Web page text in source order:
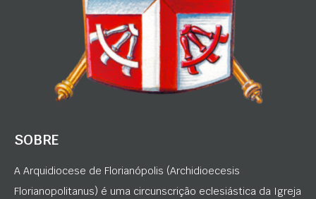
SOBRE
A Arquidiocese de Florianópolis (Archidioecesis
Florianopolitanus) é uma circunscrição eclesiástica da Igreja